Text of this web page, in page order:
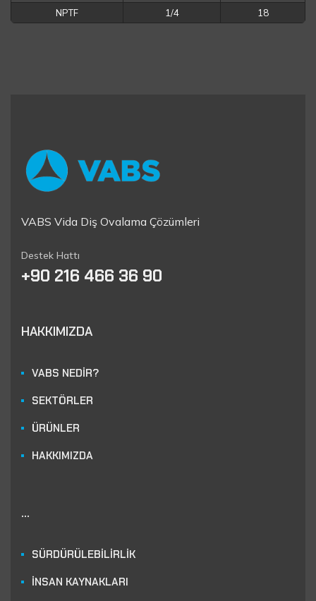
NPTF
1/4 18
VABS Vida Diş Ovalama Çözümleri
Destek Hattı
+90 216 466 36 90
HAKKIMIZDA
VABS NEDİR?
SEKTÖRLER
ÜRÜNLER
HAKKIMIZDA
...
SÜRDÜRÜLEBİLİRLİK
İNSAN KAYNAKLARI